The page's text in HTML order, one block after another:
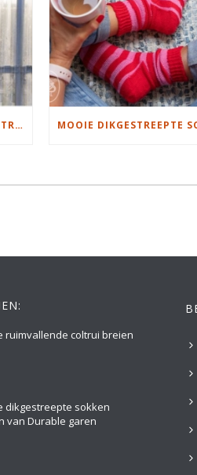
MOOIE RUIMVALLENDE COLTRUI BREIEN
ruimvallende coltrui breien
dikgestreepte sokken
van Durable garen